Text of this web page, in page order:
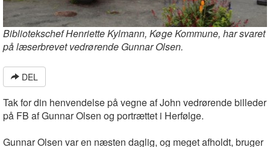
Bibliotekschef Henriette Kylmann, Køge Kommune, har svaret
på læserbrevet vedrørende Gunnar Olsen.
DEL
Tak for din henvendelse på vegne af John vedrørende billeder
på FB af Gunnar Olsen og portrættet i Herfølge.
Gunnar Olsen var en næsten daglig, og meget afholdt, bruger